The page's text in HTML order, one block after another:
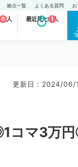
拠点一覧 よくある質問
人
0 最近見た求人
1
更新日 : 2024/06/
コマ3万